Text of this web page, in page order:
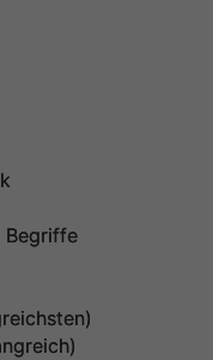
Begriffe